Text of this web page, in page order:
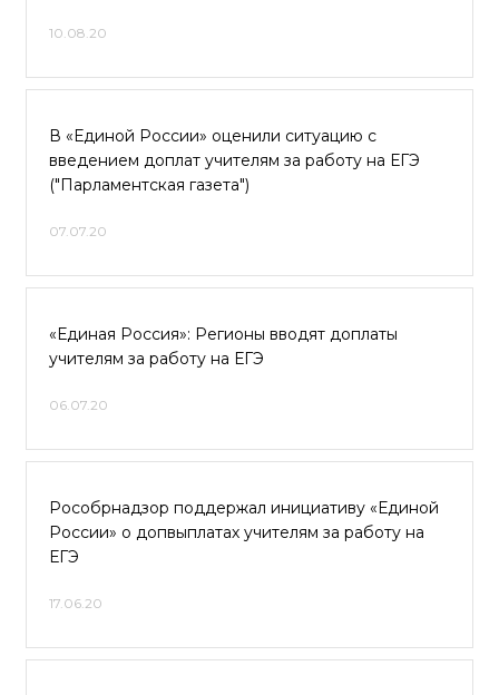
10.08.20
В «Единой России» оценили ситуацию с
введением доплат учителям за работу на ЕГЭ
("Парламентская газета")
07.07.20
«Единая Россия»: Регионы вводят доплаты
учителям за работу на ЕГЭ
06.07.20
Рособрнадзор поддержал инициативу «Единой
России» о допвыплатах учителям за работу на
ЕГЭ
17.06.20